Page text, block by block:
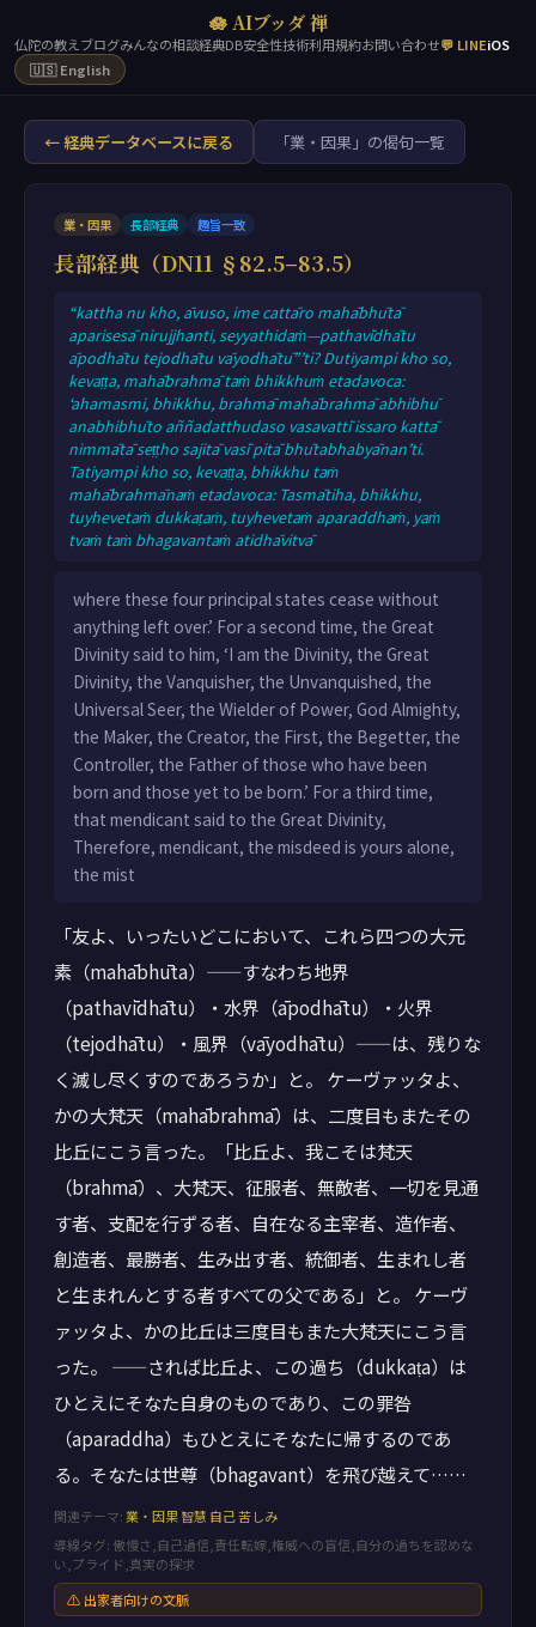
🪷 AIブッダ 禅
仏陀の教え ブログみんなの相談経典DB安全性技術利用規約お問い合わせ💬 LINEiOS
🇺🇸 English
← 経典データベースに戻る 「業・因果」の偈句一覧
業・因果 長部経典 趣旨一致
長部経典（DN11 §82.5–83.5）
“kattha nu kho, āvuso, ime cattāro mahābhūtā
aparisesā nirujjhanti, seyyathidaṁ—pathavīdhātu
āpodhātu tejodhātu vāyodhātū”’ti? Dutiyampi kho so,
kevaṭṭa, mahābrahmā taṁ bhikkhuṁ etadavoca:
‘ahamasmi, bhikkhu, brahmā mahābrahmā abhibhū
anabhibhūto aññadatthudaso vasavattī issaro kattā
nimmātā seṭṭho sajitā vasī pitā bhūtabhabyānan’ti.
Tatiyampi kho so, kevaṭṭa, bhikkhu taṁ
mahābrahmānaṁ etadavoca: Tasmātiha, bhikkhu,
tuyhevetaṁ dukkaṭaṁ, tuyhevetaṁ aparaddhaṁ, yaṁ
tvaṁ taṁ bhagavantaṁ atidhāvitvā
where these four principal states cease without
anything left over.’ For a second time, the Great
Divinity said to him, ‘I am the Divinity, the Great
Divinity, the Vanquisher, the Unvanquished, the
Universal Seer, the Wielder of Power, God Almighty,
the Maker, the Creator, the First, the Begetter, the
Controller, the Father of those who have been
born and those yet to be born.’ For a third time,
that mendicant said to the Great Divinity,
Therefore, mendicant, the misdeed is yours alone,
the mist
「友よ、いったいどこにおいて、これら四つの大元
素（mahābhūta）——すなわち地界
（pathavīdhātu）・水界（āpodhātu）・火界
（tejodhātu）・風界（vāyodhātu）——は、残りな
く滅し尽くすのであろうか」と。 ケーヴァッタよ、
かの大梵天（mahābrahmā）は、二度目もまたその
比丘にこう言った。「比丘よ、我こそは梵天
（brahmā）、大梵天、征服者、無敵者、一切を見通
す者、支配を行ずる者、自在なる主宰者、造作者、
創造者、最勝者、生み出す者、統御者、生まれし者
と生まれんとする者すべての父である」と。 ケーヴ
ァッタよ、かの比丘は三度目もまた大梵天にこう言
った。 ——されば比丘よ、この過ち（dukkaṭa）は
ひとえにそなた自身のものであり、この罪咎
（aparaddha）もひとえにそなたに帰するのであ
る。そなたは世尊（bhagavant）を飛び越えて……
関連テーマ:業・因果智慧 自己苦しみ
導線タグ: 傲慢さ,自己過信,責任転嫁,権威への盲信,自分の過ちを認めな
い,プライド,真実の探求
⚠ 出家者向けの文脈